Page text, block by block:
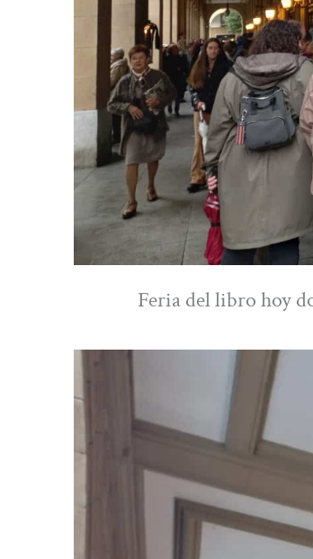
Feria del libro hoy